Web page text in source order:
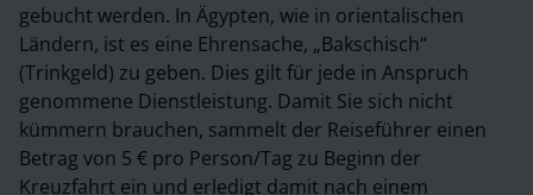
gebucht werden. In Ägypten, wie in orientalischen
Ländern, ist es eine Ehrensache, „Bakschisch“
(Trinkgeld) zu geben. Dies gilt für jede in Anspruch
genommene Dienstleistung. Damit Sie sich nicht
kümmern brauchen, sammelt der Reiseführer einen
Betrag von 5 € pro Person/Tag zu Beginn der
Kreuzfahrt ein und erledigt damit nach einem